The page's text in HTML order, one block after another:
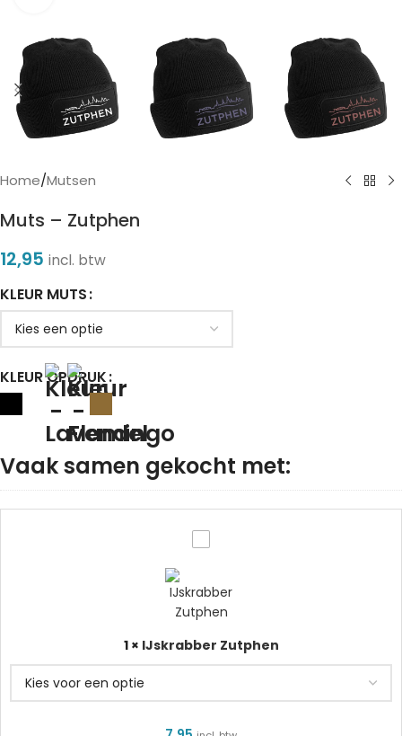
Home/Mutsen
Muts – Zutphen
12,95 incl. btw
KLEUR MUTS
KLEUR OPDRUK
Vaak samen gekocht met:
1× IJskrabber Zutphen